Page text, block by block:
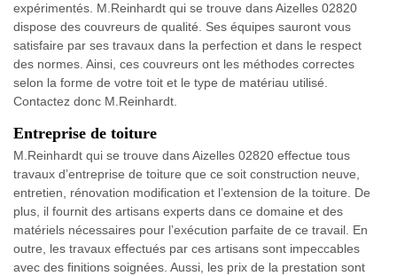
expérimentés. M.Reinhardt qui se trouve dans Aizelles 02820
dispose des couvreurs de qualité. Ses équipes sauront vous
satisfaire par ses travaux dans la perfection et dans le respect
des normes. Ainsi, ces couvreurs ont les méthodes correctes
selon la forme de votre toit et le type de matériau utilisé.
Contactez donc M.Reinhardt.
Entreprise de toiture
M.Reinhardt qui se trouve dans Aizelles 02820 effectue tous
travaux d’entreprise de toiture que ce soit construction neuve,
entretien, rénovation modification et l’extension de la toiture. De
plus, il fournit des artisans experts dans ce domaine et des
matériels nécessaires pour l’exécution parfaite de ce travail. En
outre, les travaux effectués par ces artisans sont impeccables
avec des finitions soignées. Aussi, les prix de la prestation sont